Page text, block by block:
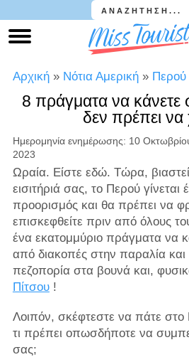
Αρχική » Νότια Αμερική » Περού
8 πράγματα να
δεν πρέπει να
Ημερομηνία ενημέρωσης: 10
2023
Ωραία. Είστε εδώ. Τώρα,
εισιτήριά σας, το Περού γίνεται
προορισμός και θα πρέπει να
επισκεφθείτε πριν από όλους
ένα εκατομμύριο πράγματα να
από διακοπές στην παραλία και
πεζοπορία στα βουνά και,
Πίτσου!
Λοιπόν, σκέφτεστε να πάτε στο
τι πρέπει οπωσδήποτε να
σας;